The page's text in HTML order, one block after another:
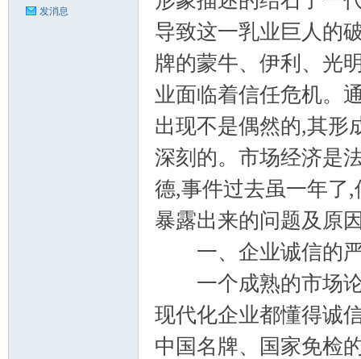
发消息
导致这一乳业巨人的
牌的蒙牛、伊利、光
业面临着信任危机。
出现不是偶然的,其形
深刻的。市场经济是
德,事件过去虽一年了
暴露出来的问题及原
一、企业诚信的
一个成熟的市场论
现代化企业都懂得诚
中国名牌、国家免检